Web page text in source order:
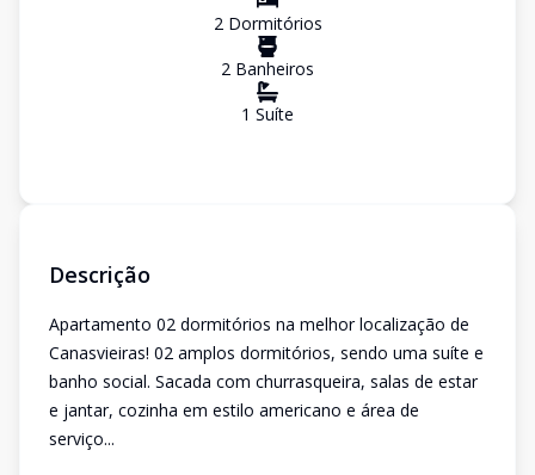
2Dormitórios
2 Banheiros
1 Suíte
Descrição
Apartamento 02 dormitórios na melhor localização de
Canasvieiras! 02 amplos dormitórios, sendo uma suíte e
banho social. Sacada com churrasqueira, salas de estar
e jantar, cozinha em estilo americano e área de
serviço...